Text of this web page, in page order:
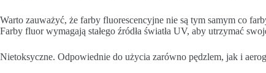
Warto zauważyć, że farby fluorescencyjne nie są tym samym co
Farby fluor wymagają stałego źródła światła UV, aby utrzymać
Nietoksyczne. Odpowiednie do użycia zarówno pędzlem, jak i